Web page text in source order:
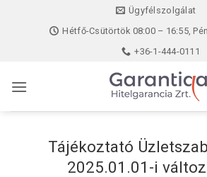
Ügyfélszolgálat
Hétfő-Csütörtök 08:00 – 16:55,
+36-1-444-0111
Tájékoztató
2025.01.01-i